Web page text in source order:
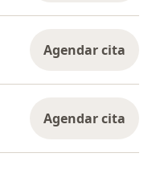
Agendar cita
Agendar cita